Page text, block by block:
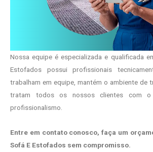
Nossa equipe é especializada e qualificada
Estofados possui profissionais
trabalham em equipe, mantém o ambiente de
tratam todos os nossos clientes com
profissionalismo.
Entre em contato conosco, faça um
Sofá E Estofados sem compromisso.